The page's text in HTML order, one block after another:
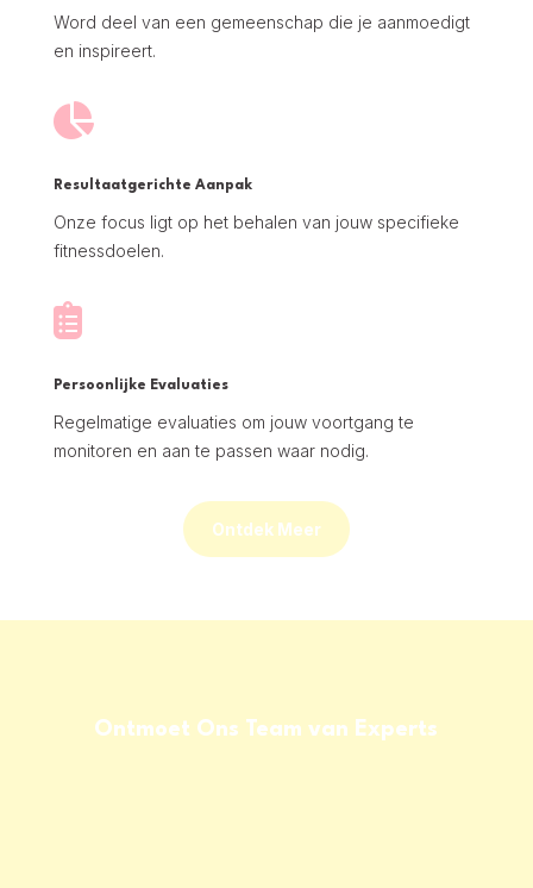
Word deel van een gemeenschap die je aanmoedigt
en inspireert.

Resultaatgerichte Aanpak
Onze focus ligt op het behalen van jouw specifieke
fitnessdoelen.

Persoonlijke Evaluaties
Regelmatige evaluaties om jouw voortgang te
monitoren en aan te passen waar nodig.
Ontdek Meer
Ontmoet Ons Team van Experts